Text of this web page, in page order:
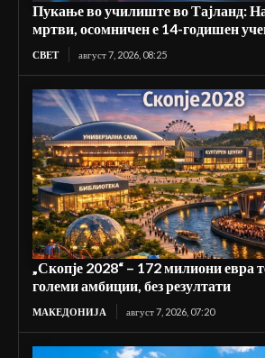
Пукање во училиште во Тајланд:
мртви, осомничен е 14-годишен
СВЕТ август 7, 2026, 08:25
„Скопје 2028“ – 172 милиони евра
големи амбиции, без резултати
МАКЕДОНИЈА август 7, 2026, 07:20